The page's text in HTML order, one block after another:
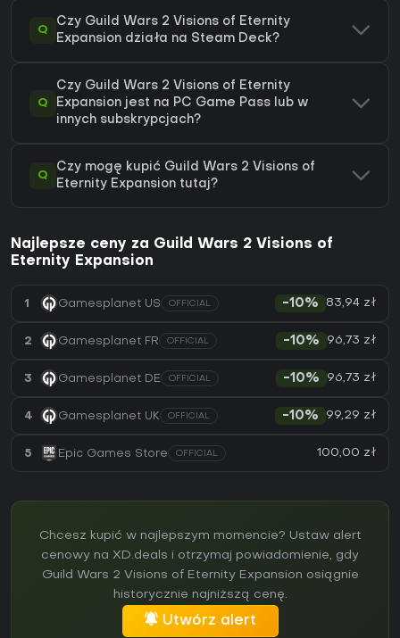
Q
Czy Guild Wars 2 Visions of Eternity
Expansion działa na Steam Deck?
Q
Czy Guild Wars 2 Visions of Eternity
Expansion jest na PC Game Pass lub w
innych subskrypcjach?
Q
Czy mogę kupić Guild Wars 2 Visions of
Eternity Expansion tutaj?
Najlepsze ceny za Guild Wars 2 Visions of
Eternity Expansion
1 Gamesplanet US OFFICIAL -10% 83,94 zł
2 Gamesplanet FR OFFICIAL -10% 96,73 zł
3 Gamesplanet DE OFFICIAL -10% 96,73 zł
4 Gamesplanet UK OFFICIAL -10% 99,29 zł
5 Epic Games Store OFFICIAL 100,00 zł
Chcesz kupić w najlepszym momencie? Ustaw alert
cenowy na XD.deals i otrzymaj powiadomienie, gdy
Guild Wars 2 Visions of Eternity Expansion osiągnie
historycznie najniższą cenę.
Utwórz alert